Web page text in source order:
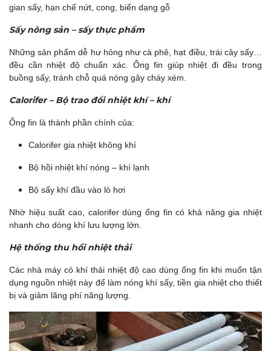
gian sấy, hạn chế nứt, cong, biến dạng gỗ
Sấy nông sản – sấy thực phẩm
Những sản phẩm dễ hư hỏng như cà phê, hạt điều, trái cây sấy…
đều cần nhiệt độ chuẩn xác. Ống fin giúp nhiệt đi đều trong
buồng sấy, tránh chỗ quá nóng gây cháy xém.
Calorifer – Bộ trao đổi nhiệt khí – khí
Ống fin là thành phần chính của:
Calorifer gia nhiệt không khí
Bộ hồi nhiệt khí nóng – khí lạnh
Bộ sấy khí đầu vào lò hơi
Nhờ hiệu suất cao, calorifer dùng ống fin có khả năng gia nhiệt
nhanh cho dòng khí lưu lượng lớn.
Hệ thống thu hồi nhiệt thải
Các nhà máy có khí thải nhiệt độ cao dùng ống fin khi muốn tận
dụng nguồn nhiệt này để làm nóng khí sấy, tiền gia nhiệt cho thiết
bị và giảm lãng phí năng lượng.